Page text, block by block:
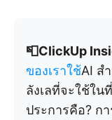
📮ClickUp
ของเราใช้AI ส
ลังเลที่จะใช้ใ
ประการคือ? ก